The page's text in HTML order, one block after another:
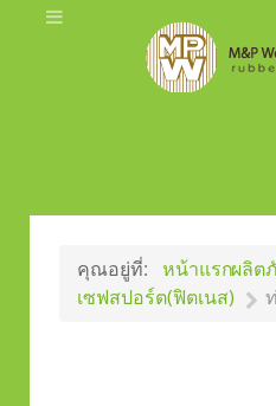
คุณอยู่ที่: หน้าแรกผลิต
เซฟสปอร์ต(ฟิตเนส)